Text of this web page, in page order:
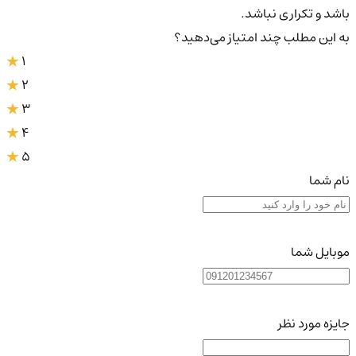
باشد و تکراری نباشد.
به این مطلب چند امتیاز می‌دهید؟
3
4
5
نام شما
موبایل شما
جایزه مورد نظر